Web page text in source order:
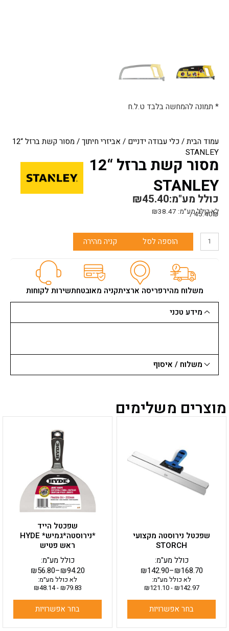
עמוד הבית/כלי עבודה ידניים / אביזרי חיתוך
/ מסור קשת ברזל “12
STANLEY
מסור קשת ברזל “12
STANLEY
₪45.40כולל מע"מ:
לא כולל מע״מ: ₪38.47
45.40₪ /
כמות
הוספה לסל קניה מהירה
משלוח מהירפריסה ארציתקניה מאובטחתשירות לקוחות
מידע טכני
משלוח / איסוף
* תמונה להמחשה בלבד ט.ל.ח
מוצרים משלימים
שפכטל נירוסטה מקצועי
STORCH
₪142.90–₪168.70
כולל מע"מ:
לא כולל מע״מ:
₪142.97
-
₪121.10
בחר אפשרויות
סוגים.
ניתן
שפכטל הייד
*נירוסטה*גמיש* HYDE
ראש פטיש
₪56.80–₪94.20
כולל מע"מ:
לא כולל מע״מ:
₪79.83
-
₪48.14
בחר אפשרויות
זה
יש
מספר
סוגים.
ניתן
לבחור
את
האפשרויות
המוצר